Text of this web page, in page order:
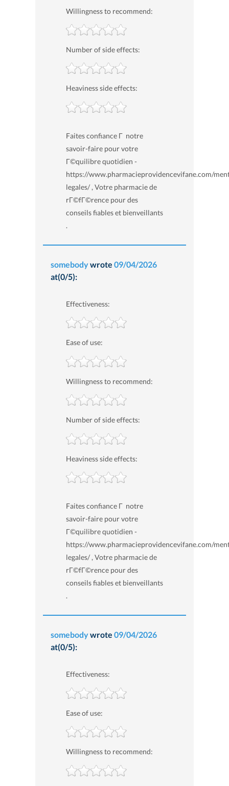
Willingness to recommend:
Number of side effects:
Heaviness side effects:
Faites confiance Г notre
savoir-faire pour votre
Г©quilibre quotidien -
https://www.pharmacieprovidencevifane.com/
legales/ , Votre pharmacie de
rГ©fГ©rence pour des
conseils fiables et bienveillants
.
somebodywrote 09/04/2026
at(0/5):
Effectiveness:
Ease of use:
Willingness to recommend:
Number of side effects:
Heaviness side effects:
Faites confiance Г notre
savoir-faire pour votre
Г©quilibre quotidien -
https://www.pharmacieprovidencevifane.com/
legales/ , Votre pharmacie de
rГ©fГ©rence pour des
conseils fiables et bienveillants
.
somebodywrote 09/04/2026
at(0/5):
Effectiveness:
Ease of use:
Willingness to recommend: